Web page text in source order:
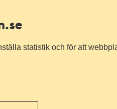
statistik och för att